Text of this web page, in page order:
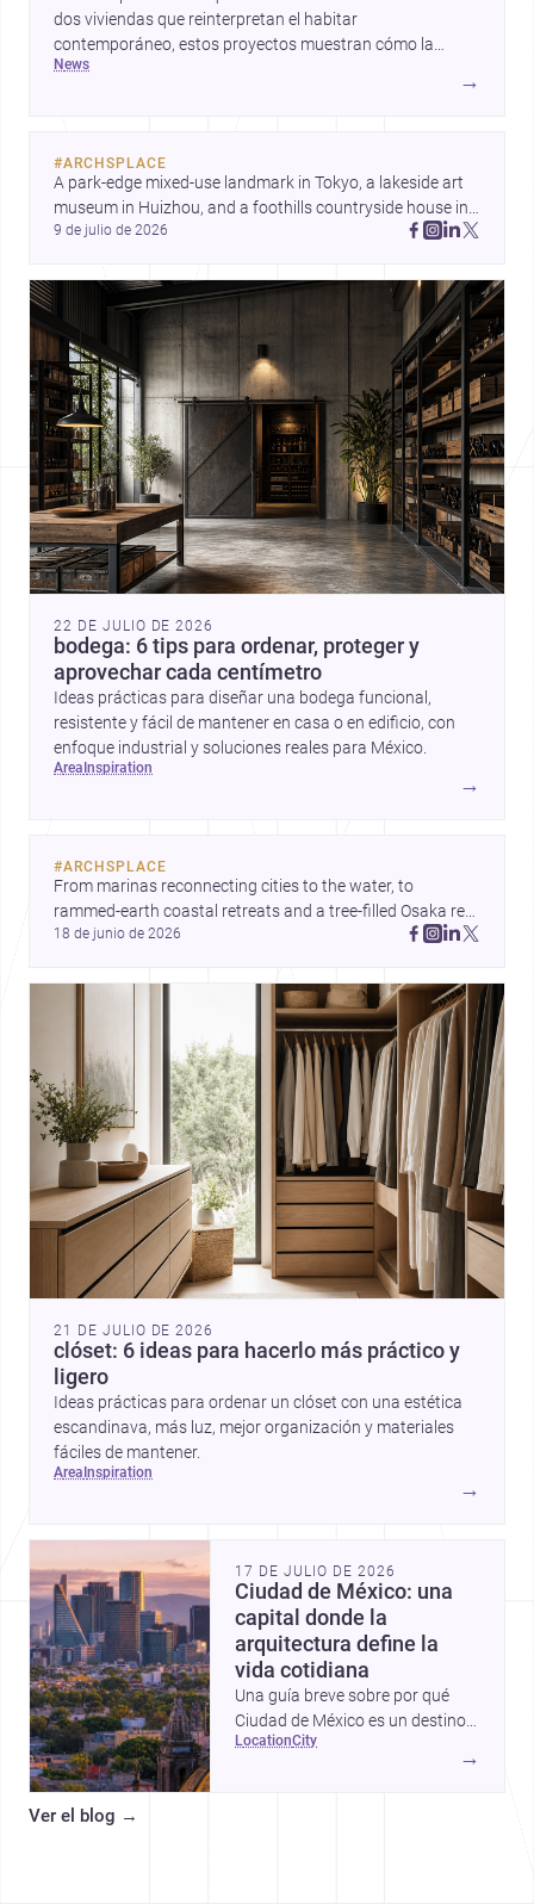
dos viviendas que reinterpretan el habitar
contemporáneo, estos proyectos muestran cómo la
arquitectura responde a contextos extremos, urbanos y
news
→
#ARCHSPLACE
A park-edge mixed-use landmark in Tokyo, a lakeside art
museum in Huizhou, and a foothills countryside house in
Cayambe show architecture shaping place, culture, and
9 de julio de 2026
22 DE JULIO DE 2026
bodega: 6 tips para ordenar, proteger y
aprovechar cada centímetro
Ideas prácticas para diseñar una bodega funcional,
resistente y fácil de mantener en casa o en edificio, con
enfoque industrial y soluciones reales para México.
area inspiration
→
#ARCHSPLACE
From marinas reconnecting cities to the water, to
rammed-earth coastal retreats and a tree-filled Osaka rest
area, these projects show architecture shaping how we
18 de junio de 2026
21 DE JULIO DE 2026
clóset: 6 ideas para hacerlo más práctico y
ligero
Ideas prácticas para ordenar un clóset con una estética
escandinava, más luz, mejor organización y materiales
fáciles de mantener.
area inspiration
→
17 DE JULIO DE 2026
Ciudad de México: una
capital donde la
arquitectura define la
vida cotidiana
Una guía breve sobre por qué
Ciudad de México es un destino
clave para proyectos de
location city
→
Ver el blog →